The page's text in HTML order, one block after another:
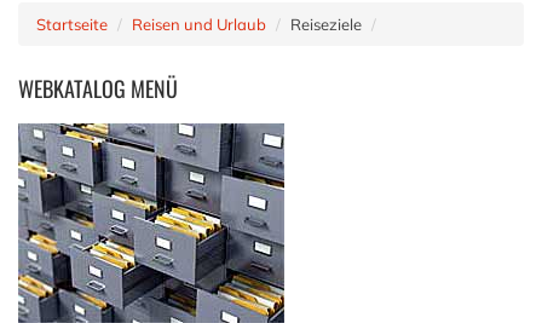
Startseite Reisen und Urlaub Reiseziele
WEBKATALOG MENÜ